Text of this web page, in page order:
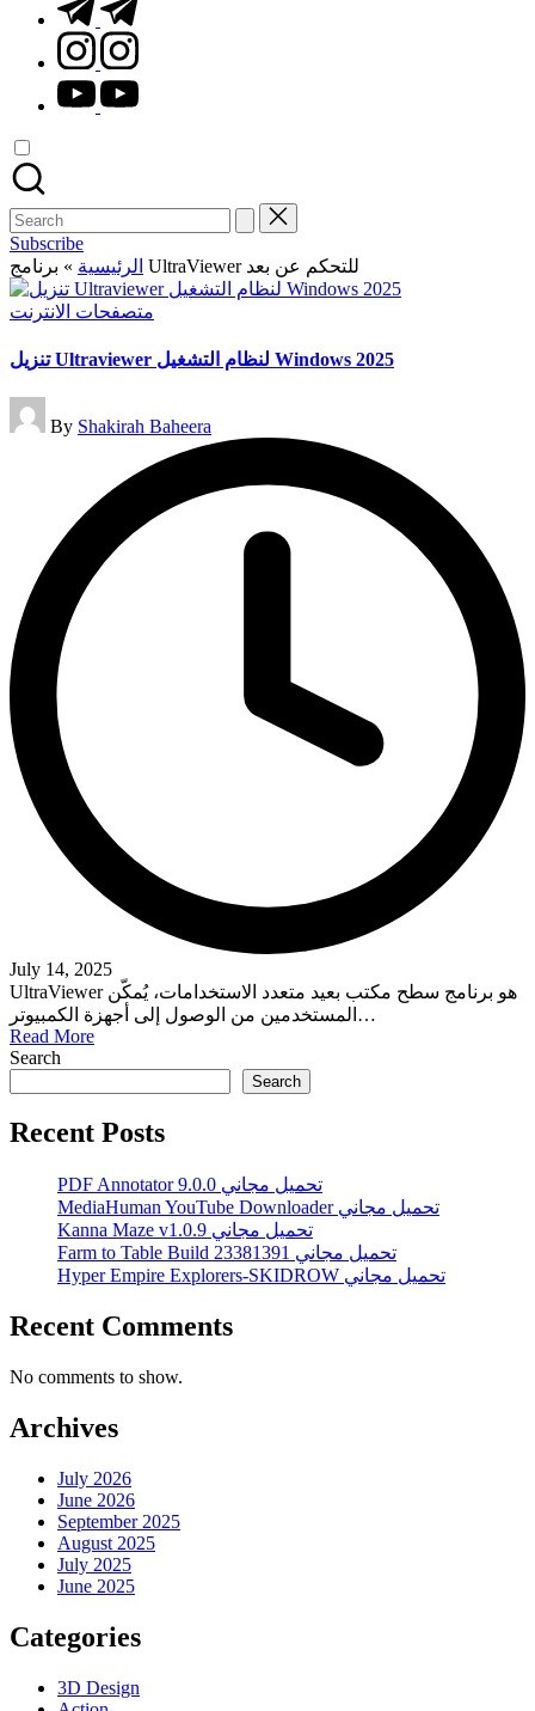
instagram.com
youtube.com
Search
for:
Subscribe
الرئيسية » برنامج UltraViewer للتحكم عن بعد
Posted
متصفحات الانترنت
تنزيل Ultraviewer لنظام التشغيل Windows 2025
Posted
by
By Shakirah Baheera
July 14, 2025
UltraViewer هو برنامج سطح مكتب بعيد متعدد الاستخدامات، يُمكّن
المستخدمين من الوصول إلى أجهزة الكمبيوتر…
Read More
Search
Search
Recent Posts
PDF Annotator 9.0.0 تحميل مجاني
MediaHuman YouTube Downloader تحميل مجاني
Kanna Maze v1.0.9 تحميل مجاني
Farm to Table Build 23381391 تحميل مجاني
Hyper Empire Explorers-SKIDROW تحميل مجاني
Recent Comments
No comments to show.
Archives
July 2026
June 2026
September 2025
August 2025
July 2025
June 2025
Categories
3D Design